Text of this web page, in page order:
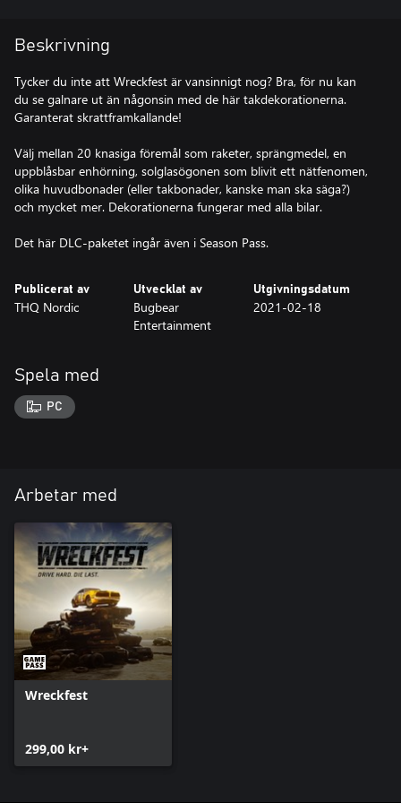
Beskrivning
Tycker du inte att Wreckfest är vansinnigt nog? Bra, för nu kan
du se galnare ut än någonsin med de här takdekorationerna.
Garanterat skrattframkallande!
Välj mellan 20 knasiga föremål som raketer, sprängmedel, en
uppblåsbar enhörning, solglasögonen som blivit ett nätfenomen,
olika huvudbonader (eller takbonader, kanske man ska säga?)
och mycket mer. Dekorationerna fungerar med alla bilar.
Det här DLC-paketet ingår även i Season Pass.
Publicerat av
THQ Nordic
Utvecklat av
Bugbear
Entertainment
Utgivningsdatum
2021-02-18
Spela med
PC
Arbetar med
Wreckfest
299,00 kr+